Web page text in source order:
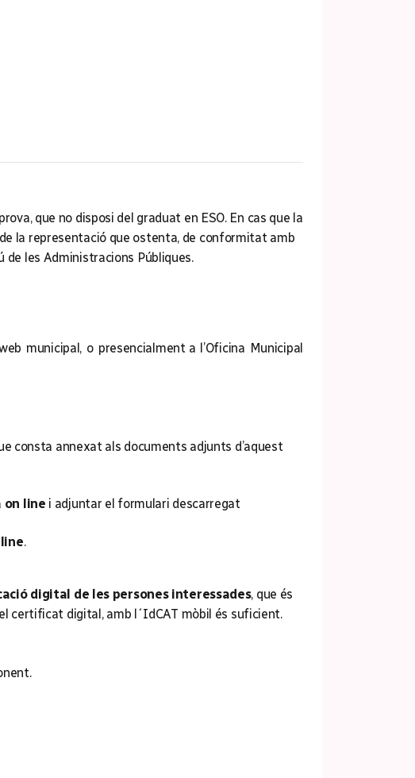
que no disposi del graduat en ESO. En cas que la
la representació que ostenta, de conformitat amb
de les Administracions Públiques.
municipal, o presencialment a l’Oficina Municipal
consta annexat als documents adjunts d’aquest
on line i adjuntar el formulari descarregat
.
digital de les persones interessades, que és
certificat digital, amb l´IdCAT mòbil és suficient.